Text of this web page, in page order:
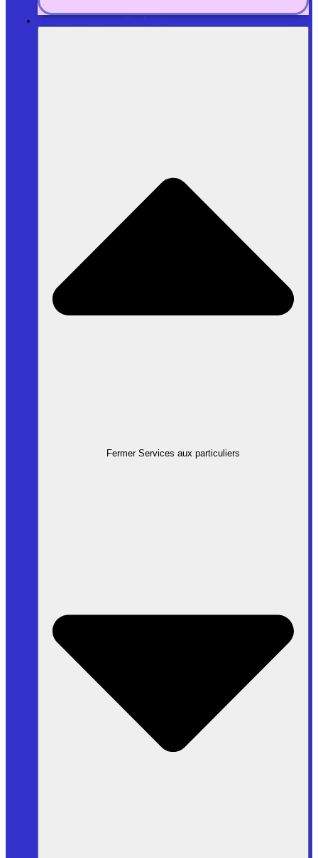
Services aux particuliers
Fermer Services aux particuliers